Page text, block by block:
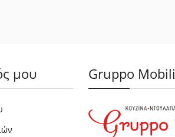
μου Gruppo Mobili